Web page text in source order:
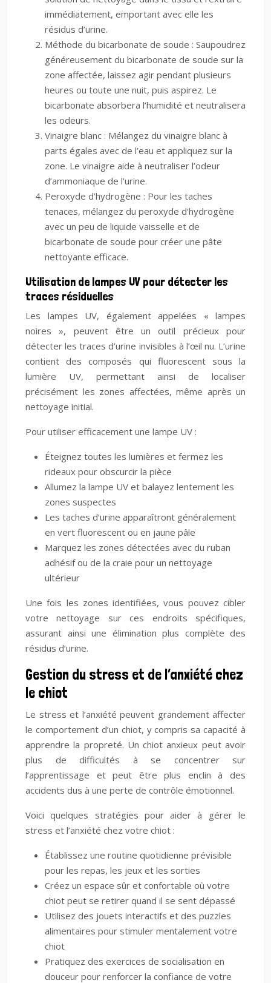
immédiatement, emportant avec elle les
résidus d’urine.
Méthode du bicarbonate de soude : Saupoudrez
généreusement du bicarbonate de soude sur la
zone affectée, laissez agir pendant plusieurs
heures ou toute une nuit, puis aspirez. Le
bicarbonate absorbera l’humidité et neutralisera
les odeurs.
Vinaigre blanc : Mélangez du vinaigre blanc à
parts égales avec de l’eau et appliquez sur la
zone. Le vinaigre aide à neutraliser l’odeur
d’ammoniaque de l’urine.
Peroxyde d’hydrogène : Pour les taches
tenaces, mélangez du peroxyde d’hydrogène
avec un peu de liquide vaisselle et de
bicarbonate de soude pour créer une pâte
nettoyante efficace.
Utilisation de lampes UV pour détecter les
traces résiduelles
Les lampes UV, également appelées « lampes
noires », peuvent être un outil précieux pour
détecter les traces d’urine invisibles à l’œil nu. L’urine
contient des composés qui fluorescent sous la
lumière UV, permettant ainsi de localiser
précisément les zones affectées, même après un
nettoyage initial.
Pour utiliser efficacement une lampe UV :
Éteignez toutes les lumières et fermez les
rideaux pour obscurcir la pièce
Allumez la lampe UV et balayez lentement les
zones suspectes
Les taches d’urine apparaîtront généralement
en vert fluorescent ou en jaune pâle
Marquez les zones détectées avec du ruban
adhésif ou de la craie pour un nettoyage
ultérieur
Une fois les zones identifiées, vous pouvez cibler
votre nettoyage sur ces endroits spécifiques,
assurant ainsi une élimination plus complète des
résidus d’urine.
Gestion du stress et de l’anxiété chez
le chiot
Le stress et l’anxiété peuvent grandement affecter
le comportement d’un chiot, y compris sa capacité à
apprendre la propreté. Un chiot anxieux peut avoir
plus de difficultés à se concentrer sur
l’apprentissage et peut être plus enclin à des
accidents dus à une perte de contrôle émotionnel.
Voici quelques stratégies pour aider à gérer le
stress et l’anxiété chez votre chiot :
Établissez une routine quotidienne prévisible
pour les repas, les jeux et les sorties
Créez un espace sûr et confortable où votre
chiot peut se retirer quand il se sent dépassé
Utilisez des jouets interactifs et des puzzles
alimentaires pour stimuler mentalement votre
chiot
Pratiquez des exercices de socialisation en
douceur pour renforcer la confiance de votre